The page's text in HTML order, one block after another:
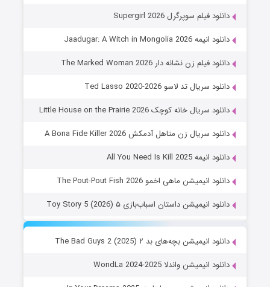
دانلود فیلم سوپرگرل Supergirl 2026
دانلود انیمه Jaadugar: A Witch in Mongolia 2026
دانلود فیلم زن نشانه دار The Marked Woman 2026
دانلود سریال تد لاسو Ted Lasso 2020-2026
دانلود سریال خانه کوچک Little House on the Prairie 2026
دانلود سریال زن متاهل آدمکش A Bona Fide Killer 2026
دانلود انیمه All You Need Is Kill 2025
دانلود انیمیشن ماهی اخمو The Pout-Pout Fish 2026
دانلود انیمیشن داستان اسباب‌بازی ۵ Toy Story 5 (2026)
دانلود انیمیشن بچه‌های بد ۲ The Bad Guys 2 (2025)
دانلود انیمیشن واندلا WondLa 2024-2025